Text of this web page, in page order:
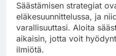
Säästämisen strategiat
eläkesuunnittelussa, ja
varallisuuttasi. Aloita
aikaisin, jotta voit
ilmiötä.